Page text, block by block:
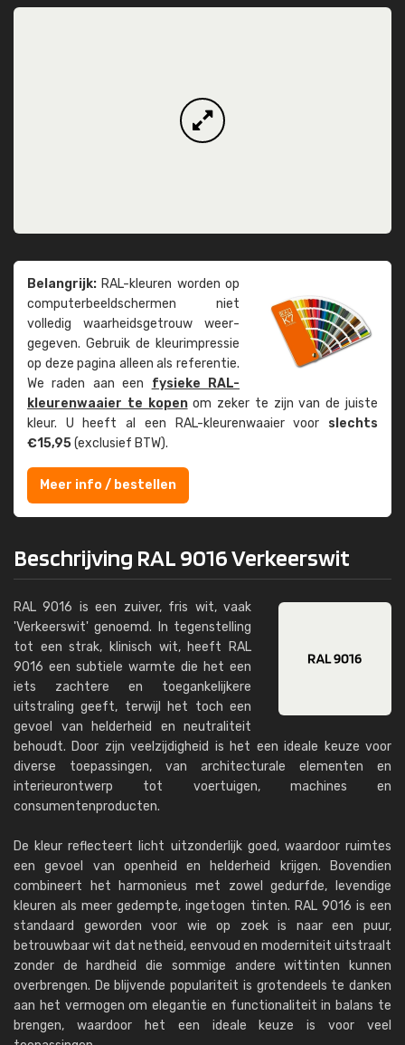
Belangrijk: RAL-kleuren worden op
computer­beeld­schermen niet
volledig waarheids­­getrouw weer­
gegeven. Gebruik de kleur­impressie
op deze pagina alleen als referentie.
We raden aan een fysieke RAL-
kleuren­waaier te kopenom zeker te zijn van de juiste
kleur. U heeft al een RAL-kleuren­waaier voor slechts
€15,95(exclusief BTW).
Meer info / bestellen
Beschrijving RAL 9016 Verkeerswit
RAL 9016 is een zuiver, fris wit, vaak
'Verkeerswit' genoemd. In tegenstelling
tot een strak, klinisch wit, heeft RAL
9016 een subtiele warmte die het een
iets zachtere en toegankelijkere
uitstraling geeft, terwijl het toch een
gevoel van helderheid en neutraliteit
behoudt. Door zijn veelzijdigheid is het een ideale keuze voor
diverse toepassingen, van architecturale elementen en
interieurontwerp tot voertuigen, machines en
consumentenproducten.
De kleur reflecteert licht uitzonderlijk goed, waardoor ruimtes
een gevoel van openheid en helderheid krijgen. Bovendien
combineert het harmonieus met zowel gedurfde, levendige
kleuren als meer gedempte, ingetogen tinten. RAL 9016 is een
standaard geworden voor wie op zoek is naar een puur,
betrouwbaar wit dat netheid, eenvoud en moderniteit uitstraalt
zonder de hardheid die sommige andere wittinten kunnen
overbrengen. De blijvende populariteit is grotendeels te danken
aan het vermogen om elegantie en functionaliteit in balans te
brengen, waardoor het een ideale keuze is voor veel